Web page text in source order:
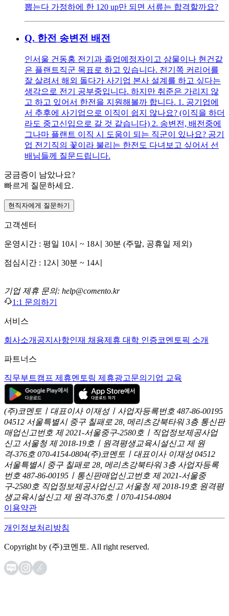
뽑는다 가정하에 한 120 up만 되면 서류는 합격할까요?
Q. 한전 송변전 배전
인서울 건동홍 전기과 졸업예정자이고 삼물이나 현건같
은 플랜트직군 목표로 하고 있습니다. 전기쪽 커리어를
잘 살려서 해외 돌다가 사기업 본사 설계를 하고 싶다는
생각으로 전기 공부중입니다. 하지만 취준은 가리지 않
고 하고 있어서 한전을 지원해볼까 합니다. 1. 공기업에
서 추후에 사기업으로 이직이 쉽지 않나요? (이직을 하더
라도 중고신입으로 갈 것 같습니다) 2. 송변전, 배전중에
그나마 플랜트 이직 시 도움이 되는 직군이 있나요? 공기
업 전기직의 꽃이라 불리는 한전도 다녀보고 싶어서 선
배님들께 질문드립니다.
궁금증이 남았나요?
빠르게 질문하세요.
현직자에게 질문하기
고객센터
운영시간 : 평일 10시 ~ 18시 30분 (주말, 공휴일 제외)
점심시간 : 12시 30분 ~ 14시
기업 제휴 문의: help@comento.kr
1:1 문의하기
서비스
회사소개 공지사항인재 채용제휴 대학 인증코멘토픽 소개
파트너스
직무부트캠프 제휴멘토링 제휴광고문의 기업 교육
(주)코멘토ㅣ대표이사 이재성ㅣ사업자등록번호 487-86-00195
04512 서울특별시 중구 칠패로 28, 메리츠강북타워 3층 통신판
매업신고번호 제 2021-서울중구-2580호ㅣ직업정보제공사업
신고 서울청 제 2018-19호ㅣ원격평생교육시설신고 제 원
격-376호 070-4154-0804(주)코멘토ㅣ대표이사 이재성 04512
서울특별시 중구 칠패로 28, 메리츠강북타워 3층 사업자등록
번호 487-86-00195ㅣ통신판매업신고번호 제 2021-서울중
구-2580호 직업정보제공사업신고 서울청 제 2018-19호 원격평
생교육시설신고 제 원격-376호ㅣ070-4154-0804
이용약관
개인정보처리방침
Copyright by (주)코멘토. All right reserved.